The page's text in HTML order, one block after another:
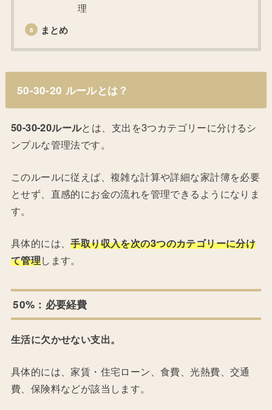
理
まとめ
50-30-20 ルールとは？
50-30-20ルールとは、支出を3つカテゴリーに分けるシ
ンプルな管理法です。
このルールに従えば、複雑な計算や詳細な家計簿を必要
とせず、直感的にお金の流れを管理できるようになりま
す。
具体的には、手取り収入を次の3つのカテゴリーに分け
て管理します。
50%：必要経費
生活に欠かせない支出。
具体的には、家賃・住宅ローン、食費、光熱費、交通
費、保険料などが該当します。